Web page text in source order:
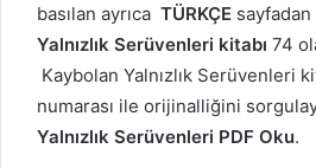
basılan ayrıca TÜRKÇE
Yalnızlık Serüvenleri kitabı 74
Kaybolan Yalnızlık Serüvenleri
numarası ile orijinalliğini
Yalnızlık Serüvenleri PDF Oku.